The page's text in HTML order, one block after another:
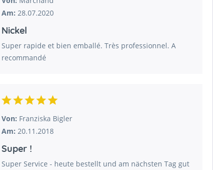
Am: 28.07.2020
Nickel
Super rapide et bien emballé. Très professionnel. A
recommandé
Von: Franziska Bigler
Am: 20.11.2018
Super !
Super Service - heute bestellt und am nächsten Tag gut